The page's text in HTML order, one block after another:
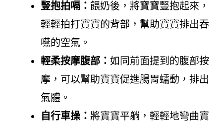
豎抱拍嗝： 餵奶後，將寶寶豎抱起來，
輕輕拍打寶寶的背部，幫助寶寶排出吞
嚥的空氣。
輕柔按摩腹部： 如同前面提到的腹部按
摩，可以幫助寶寶促進腸胃蠕動，排出
氣體。
自行車操： 將寶寶平躺，輕輕地彎曲寶